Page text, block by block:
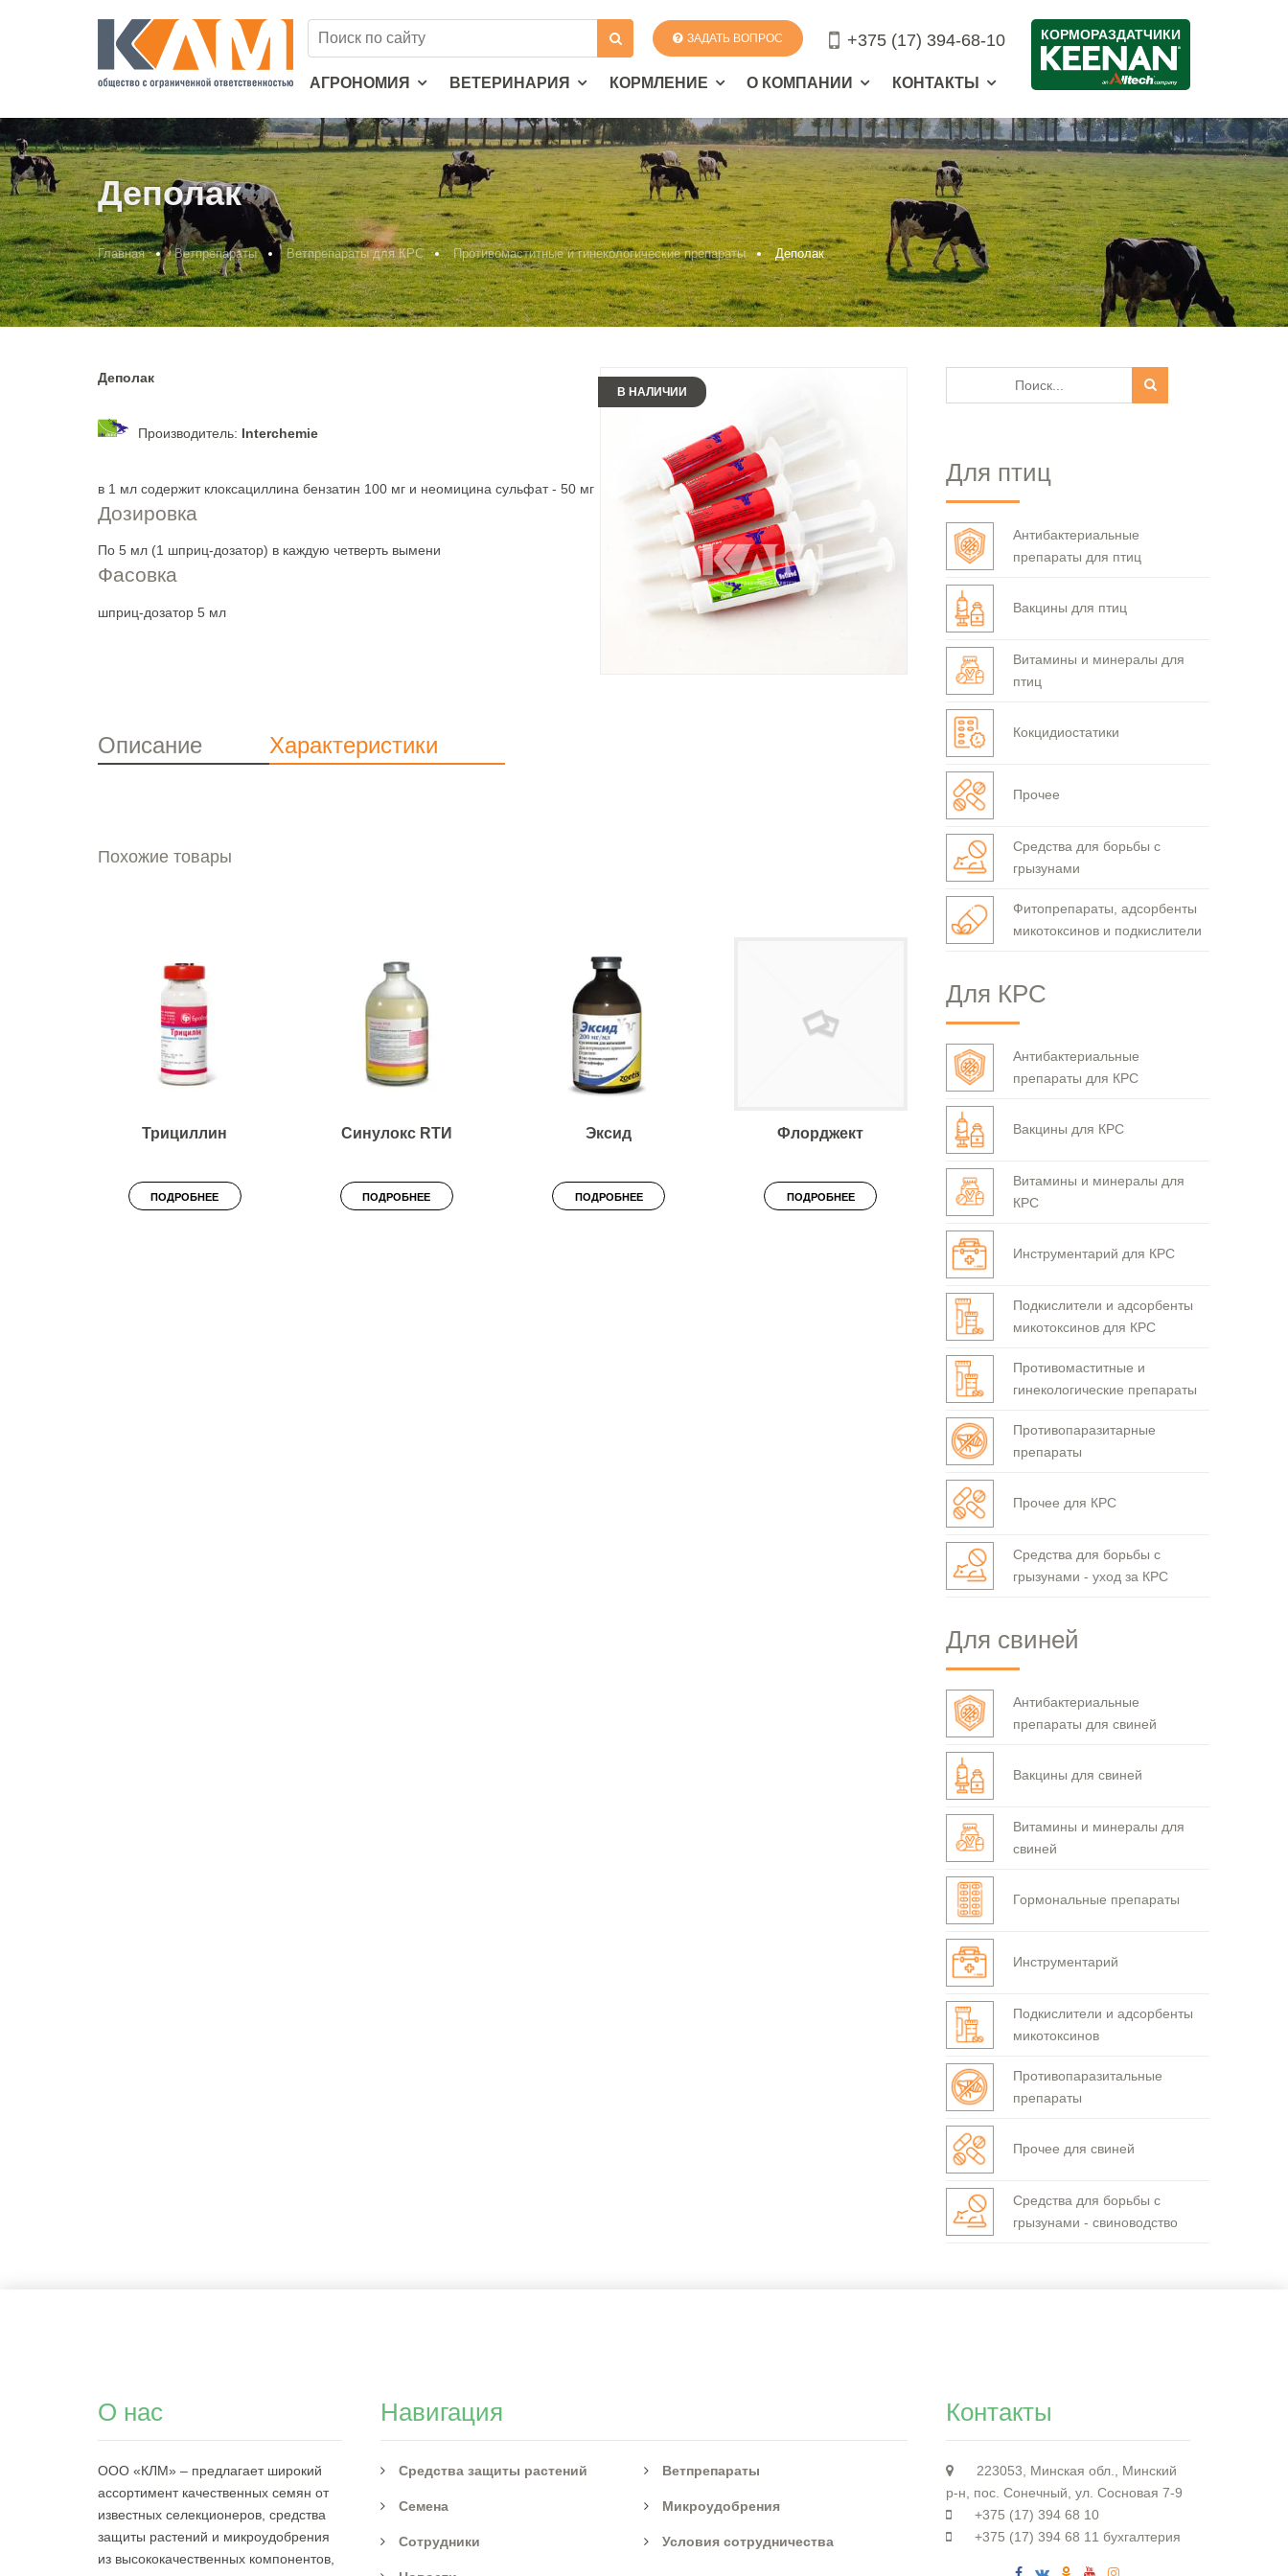
ЗАДАТЬ ВОПРОС +375 (17) 394-68-10
АГРОНОМИЯ ВЕТЕРИНАРИЯ КОРМЛЕНИЕ О КОМПАНИИ КОНТАКТЫ
КОРМОРАЗДАТЧИКИ
Деполак
Главная Ветпрепараты Ветпрепараты для КРС Противомаститные и гинекологические препараты Деполак
В НАЛИЧИИ
Деполак
Производитель: Interchemie
в 1 мл содержит клоксациллина бензатин 100 мг и неомицина сульфат - 50 мг
Дозировка
По 5 мл (1 шприц-дозатор) в каждую четверть вымени
Фасовка
шприц-дозатор 5 мл
Описание Характеристики
Похожие товары
Трициллин
ПОДРОБНЕЕ
Синулокс RTИ
ПОДРОБНЕЕ
Эксид
ПОДРОБНЕЕ
Флорджект
ПОДРОБНЕЕ
Для птиц
Антибактериальные
препараты для птиц
Вакцины для птиц
Витамины и минералы для
птиц
Кокцидиостатики
Прочее
Средства для борьбы с
грызунами
Фитопрепараты, адсорбенты
микотоксинов и подкислители
Для КРС
Антибактериальные
препараты для КРС
Вакцины для КРС
Витамины и минералы для
КРС
Инструментарий для КРС
Подкислители и адсорбенты
микотоксинов для КРС
Противомаститные и
гинекологические препараты
Противопаразитарные
препараты
Прочее для КРС
Средства для борьбы с
грызунами - уход за КРС
Для свиней
Антибактериальные
препараты для свиней
Вакцины для свиней
Витамины и минералы для
свиней
Гормональные препараты
Инструментарий
Подкислители и адсорбенты
микотоксинов
Противопаразитальные
препараты
Прочее для свиней
Средства для борьбы с
грызунами - свиноводство
О нас
ООО «КЛМ» – предлагает широкий
ассортимент качественных семян от
известных селекционеров, средства
защиты растений и микроудобрения
из высококачественных компонентов,
Навигация
Средства защиты растений Ветпрепараты
Семена Микроудобрения
Сотрудники Условия сотрудничества
Контакты
223053, Минская обл., Минский
р-н, пос. Сонечный, ул. Сосновая 7-9
+375 (17) 394 68 10
+375 (17) 394 68 11 бухгалтерия